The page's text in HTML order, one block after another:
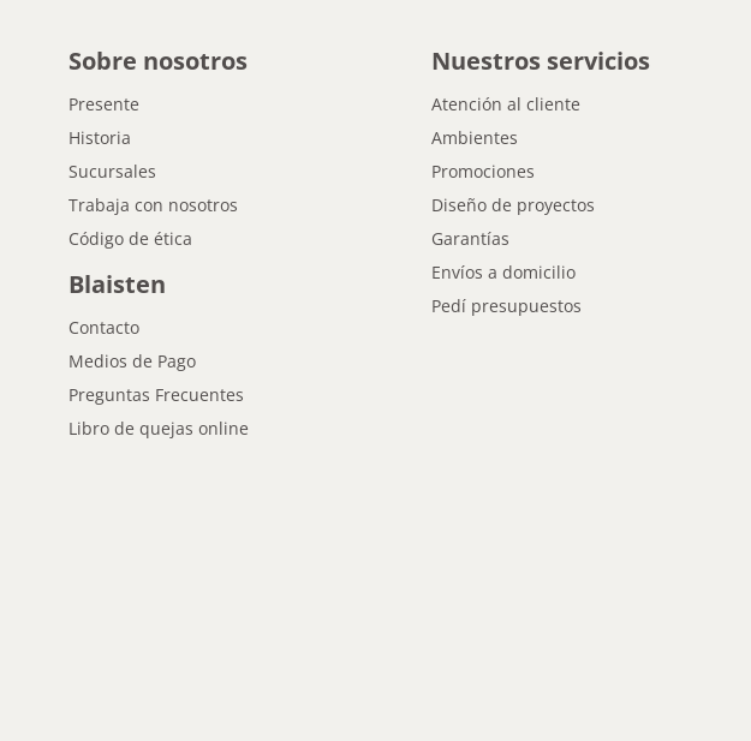
Sobre nosotros
Presente
Historia
Sucursales
Trabaja con nosotros
Código de ética
Blaisten
Contacto
Medios de Pago
Preguntas Frecuentes
Libro de quejas online
Nuestros servicios
Atención al cliente
Ambientes
Promociones
Diseño de proyectos
Garantías
Envíos a domicilio
Pedí presupuestos